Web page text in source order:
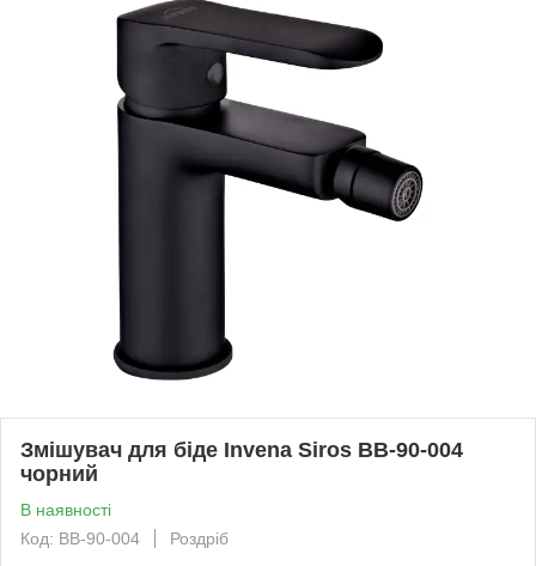
Змішувач для біде Invena Siros BB-90-004
чорний
В наявності
Код: BB-90-004
Роздріб